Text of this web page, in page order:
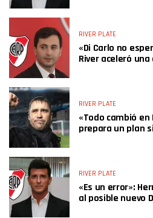
RIVER PLATE
«Di Carlo no
River aceleró
RIVER PLATE
«Todo cambió en
prepara un plan
RIVER PLATE
«Es un error»:
al posible nuevo